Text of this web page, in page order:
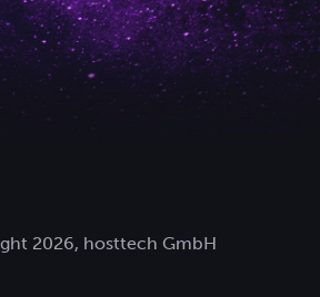
2026, hosttech GmbH